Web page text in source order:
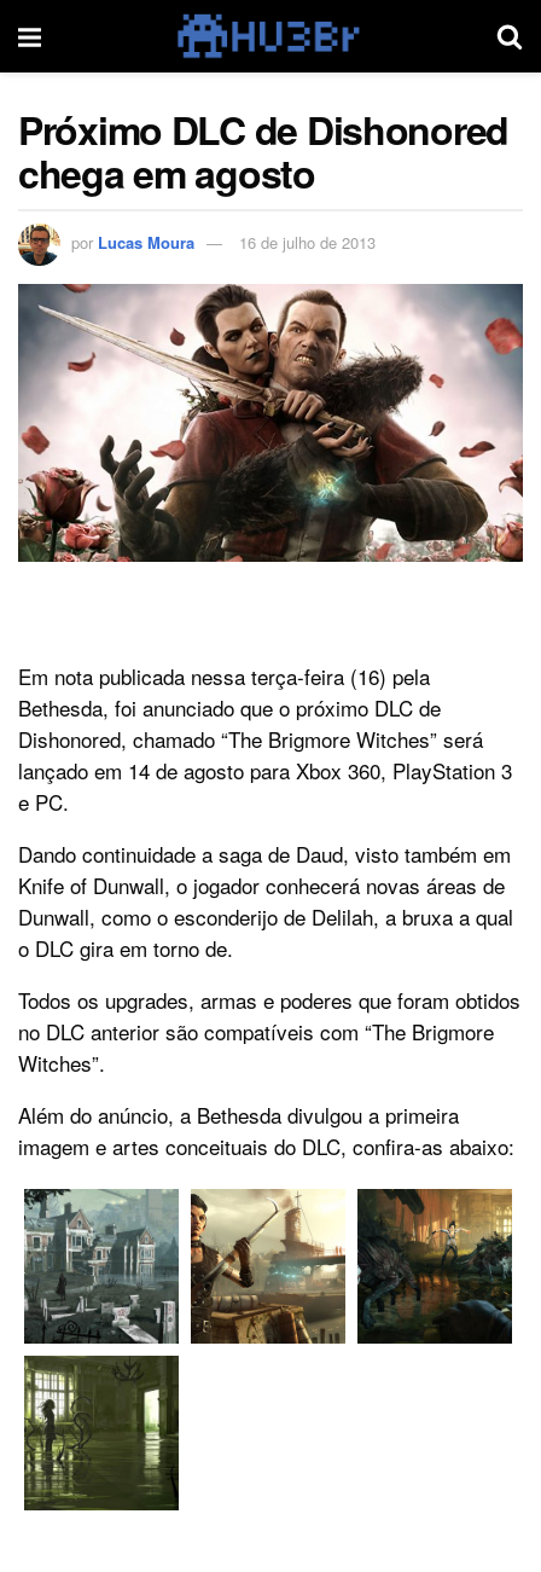
Próximo DLC de Dishonored
chega em agosto
por Lucas Moura 16 de julho de 2013
Em nota publicada nessa terça-feira (16) pela
Bethesda, foi anunciado que o próximo DLC de
Dishonored, chamado “The Brigmore Witches” será
lançado em 14 de agosto para Xbox 360, PlayStation 3
e PC.
Dando continuidade a saga de Daud, visto também em
Knife of Dunwall, o jogador conhecerá novas áreas de
Dunwall, como o esconderijo de Delilah, a bruxa a qual
o DLC gira em torno de.
Todos os upgrades, armas e poderes que foram obtidos
no DLC anterior são compatíveis com “The Brigmore
Witches”.
Além do anúncio, a Bethesda divulgou a primeira
imagem e artes conceituais do DLC, confira-as abaixo: